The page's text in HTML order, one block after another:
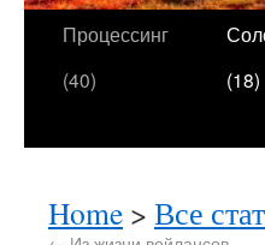
Процессинг
(40)
(18)
Home > Все